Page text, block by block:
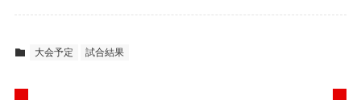
大会予定 試合結果